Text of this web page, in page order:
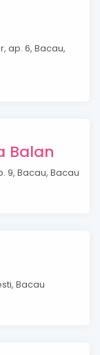
ap. 6, Bacau,
Balan
9, Bacau, Bacau
Bacau